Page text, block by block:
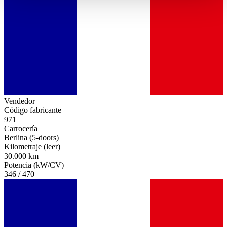
Vendedor
Código fabricante
971
Carrocería
Berlina (5-doors)
Kilometraje (leer)
30.000 km
Potencia (kW/CV)
346 / 470